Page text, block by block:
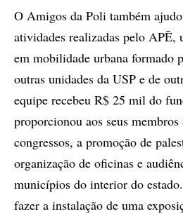
O Amigos da Poli também
atividades realizadas pelo APĒ,
em mobilidade urbana formado
outras unidades da USP e de
equipe recebeu R$ 25 mil do
proporcionou aos seus
congressos, a promoção de
organização de oficinas e
municípios do interior do
fazer a instalação de uma